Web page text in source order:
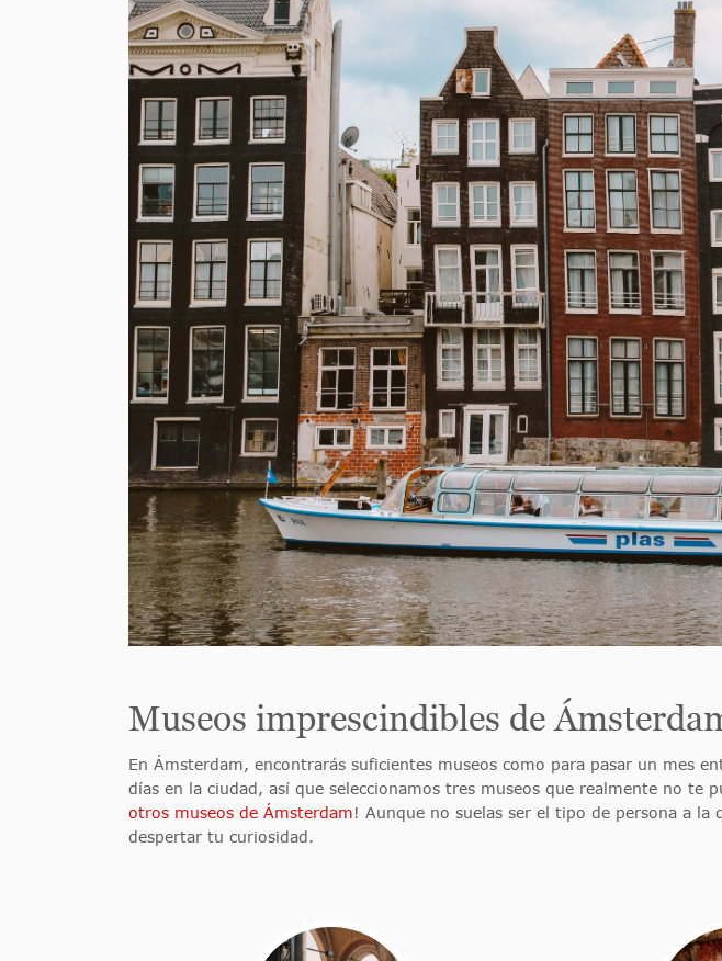
Museos imprescindibles de
En Ámsterdam, encontrarás suficientes museos como para pasar un mes
días en la ciudad, así que seleccionamos tres museos que realmente no
otros museos de Ámsterdam! Aunque no suelas ser el tipo de persona a
despertar tu curiosidad.